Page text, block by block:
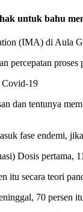
untuk bahu
(IMA) di Aula
percepatan
Covid-19
dan tentunya
fase endemi,
Dosis pertama,
itu secara teori
70 persen